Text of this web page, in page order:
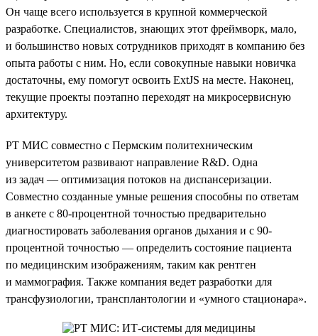
Он чаще всего используется в крупной коммерческой
разработке. Специалистов, знающих этот фреймворк, мало,
и большинство новых сотрудников приходят в компанию без
опыта работы с ним. Но, если совокупные навыки новичка
достаточны, ему помогут освоить ExtJS на месте. Наконец,
текущие проекты поэтапно переходят на микросервисную
архитектуру.
РТ МИС совместно с Пермским политехническим
университетом развивают направление R&D. Одна
из задач — оптимизация потоков на диспансеризации.
Совместно созданные умные решения способны по ответам
в анкете с 80-процентной точностью предварительно
диагностировать заболевания органов дыхания и с 90-
процентной точностью — определить состояние пациента
по медицинским изображениям, таким как рентген
и маммография. Также компания ведет разработки для
трансфузиологии, трансплантологии и «умного стационара».